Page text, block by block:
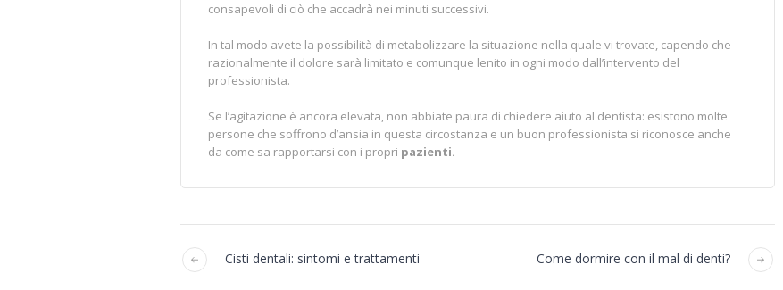
consapevoli di ciò che accadrà nei minuti successivi.
In tal modo avete la possibilità di metabolizzare la situazione nella quale vi trovate, capendo che
razionalmente il dolore sarà limitato e comunque lenito in ogni modo dall’intervento del
professionista.
Se l’agitazione è ancora elevata, non abbiate paura di chiedere aiuto al dentista: esistono molte
persone che soffrono d’ansia in questa circostanza e un buon professionista si riconosce anche
da come sa rapportarsi con i propri pazienti.
Come dormire con il mal di denti?
Cisti dentali: sintomi e trattamenti